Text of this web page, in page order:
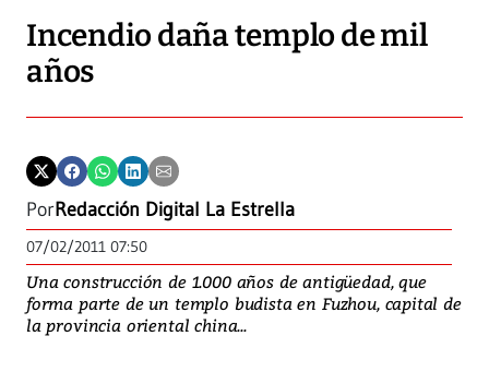
Incendio daña templo de mil
años
PorRedacción Digital La Estrella
07/02/2011 07:50
Una construcción de 1.000 años de antigüedad, que
forma parte de un templo budista en Fuzhou, capital de
la provincia oriental china...